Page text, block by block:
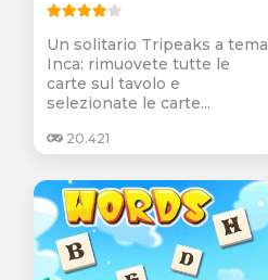
Un solitario Tripeaks a tema
Inca: rimuovete tutte le
carte sul tavolo e
selezionate le carte...
20.421